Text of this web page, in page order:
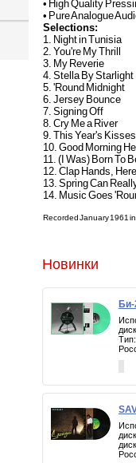
• High Quality
• Pure Analogue
Selections:
1. Night in Tunisia
2. You're My Thrill
3. My Reverie
4. Stella By Starlight
5. 'Round Midnight
6. Jersey Bounce
7. Signing Off
8. Cry Me a River
9. This Year's Kisses
10. Good Morning
11. (I Was) Born To
12. Clap Hands,
13. Spring Can
14. Music Goes
Recorded January 1961 in
Новинки